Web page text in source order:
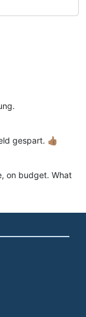
gespart. 👍🏽
on budget. What